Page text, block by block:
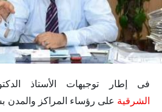
فى إطار توجيهات الأستاذ
الشرقيةعلى رؤساء المراكز والمدن